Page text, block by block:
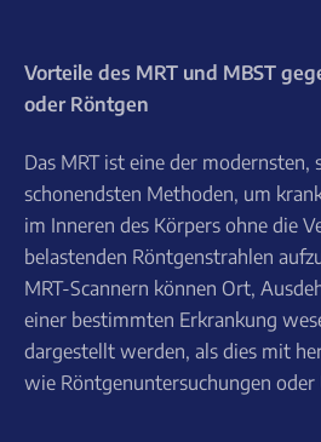
Vorteile des MRT und MBST
oder Röntgen
Das MRT ist eine der modernsten,
schonendsten Methoden, um
im Inneren des Körpers ohne die
belastenden Röntgenstrahlen
MRT-Scannern können Ort,
einer bestimmten Erkrankung
dargestellt werden, als dies mit
wie Röntgenuntersuchungen